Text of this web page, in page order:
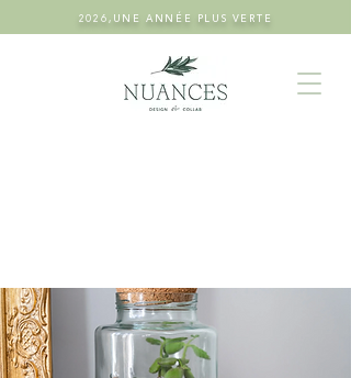
2026,UNE ANNÉE PLUS VERTE